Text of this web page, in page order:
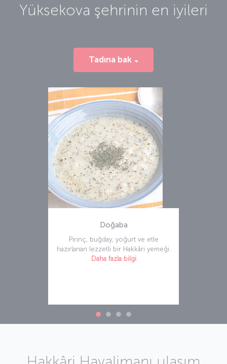
Yüksekova şehrinin en iyileri
Tadına bak
Doğaba
Pirinç, buğday, yoğurt ve etle
hazırlanan lezzetli bir Hakkâri yemeği.
Daha fazla bilgi